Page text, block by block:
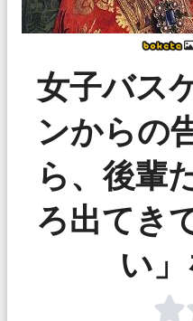
女子バス
ンからの
ら、後輩
ろ出てき
い